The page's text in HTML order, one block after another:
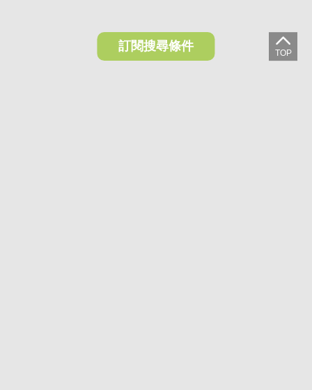
訂閱搜尋條件